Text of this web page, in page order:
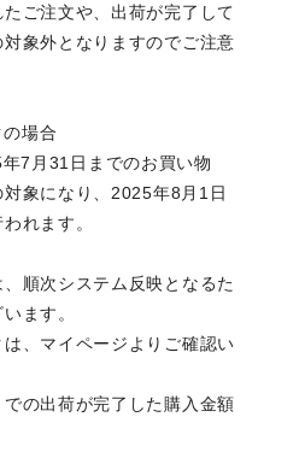
ご注文や、出荷が完了して
象外となりますのでご注意
場合
7月31日までのお買い物
象になり、2025年8月1日
れます。
順次システム反映となるた
ます。
、マイページよりご確認い
の出荷が完了した購入金額